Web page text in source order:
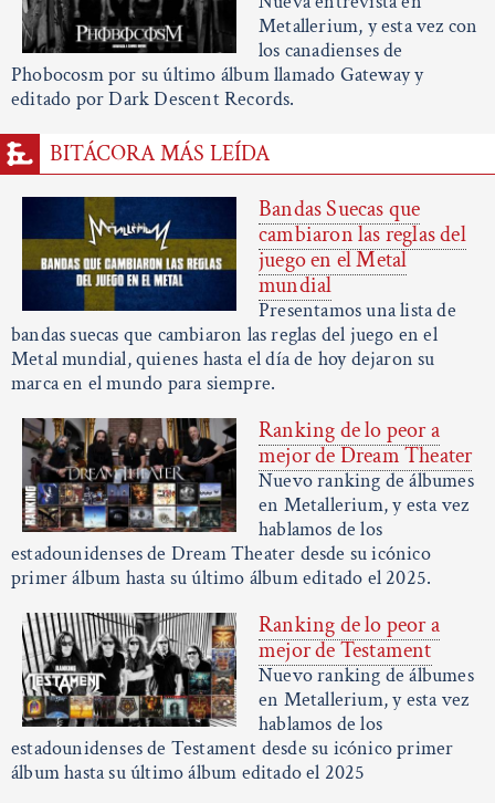
Metallerium, y esta vez con
los canadienses de
Phobocosm por su último álbum llamado Gateway y
editado por Dark Descent Records.
BITÁCORA MÁS LEÍDA
Bandas Suecas que
cambiaron las reglas del
juego en el Metal
mundial
Presentamos una lista de
bandas suecas que cambiaron las reglas del juego en el
Metal mundial, quienes hasta el día de hoy dejaron su
marca en el mundo para siempre.
Ranking de lo peor a
mejor de Dream Theater
Nuevo ranking de álbumes
en Metallerium, y esta vez
hablamos de los
estadounidenses de Dream Theater desde su icónico
primer álbum hasta su último álbum editado el 2025.
Ranking de lo peor a
mejor de Testament
Nuevo ranking de álbumes
en Metallerium, y esta vez
hablamos de los
estadounidenses de Testament desde su icónico primer
álbum hasta su último álbum editado el 2025